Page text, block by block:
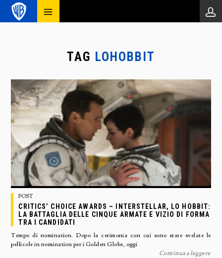
TAG LOHOBBIT
POST
CRITICS’ CHOICE AWARDS – INTERSTELLAR, LO HOBBIT:
LA BATTAGLIA DELLE CINQUE ARMATE E VIZIO DI FORMA
TRA I CANDIDATI
Tempo di nomination. Dopo la cerimonia con cui sono state svelate le
pellicole in nomination per i Golden Globe, oggi
Continua a leggere